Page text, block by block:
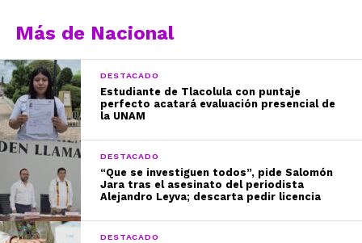
Más de Nacional
DESTACADO
Estudiante de Tlacolula con puntaje
perfecto acatará evaluación presencial de
la UNAM
DESTACADO
“Que se investiguen todos”, pide Salomón
Jara tras el asesinato del periodista
Alejandro Leyva; descarta pedir licencia
DESTACADO